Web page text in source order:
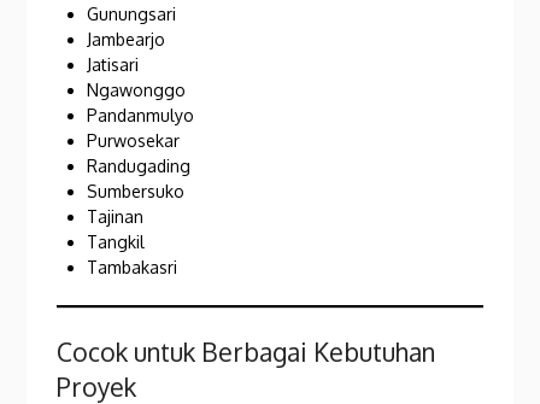
Gunungsari
Jambearjo
Jatisari
Ngawonggo
Pandanmulyo
Purwosekar
Randugading
Sumbersuko
Tajinan
Tangkil
Tambakasri
Cocok untuk Berbagai Kebutuhan
Proyek